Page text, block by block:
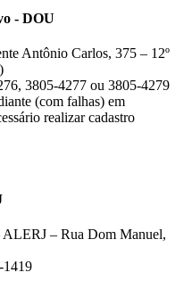
- DOU
Antônio Carlos, 375 – 12º
3805-4277 ou 3805-4279
(com falhas) em
realizar cadastro
ALERJ – Rua Dom Manuel,
1419